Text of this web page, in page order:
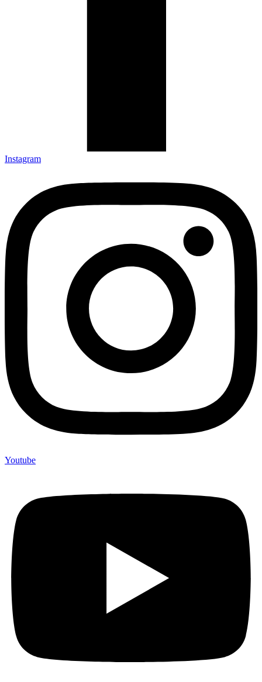
Instagram
Youtube